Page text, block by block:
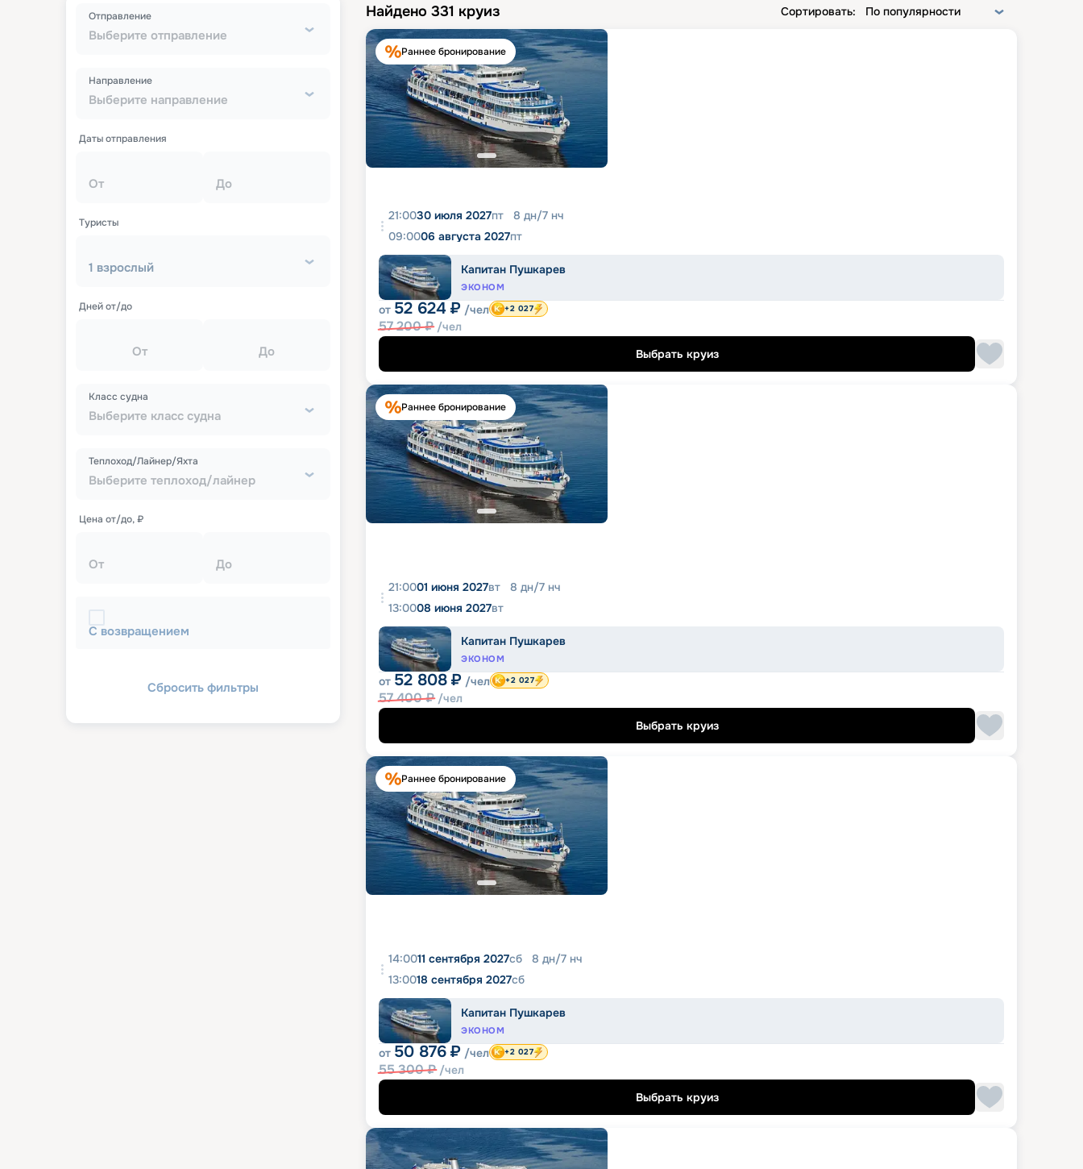
Выберите отправление
Отправление
Выберите направление
Направление
Даты отправления
От До
Туристы
1 взрослый
Дней от/до
От До
Выберите класс судна
Класс судна
Выберите теплоход/лайнер
Теплоход/Лайнер/Яхта
Цена от/до, ₽
От До
С возвращением
Сбросить фильтры
Найдено 331 круиз Сортировать: По популярности
Раннее бронирование
21:0030 июля 2027пт 8 дн/7 нч
09:0006 августа 2027пт
Капитан Пушкарев
ЭКОНОМ
от 52 624 ₽ /чел
57 200₽ /чел
+2 027
Выбрать круиз
Раннее бронирование
21:0001 июня 2027вт 8 дн/7 нч
13:0008 июня 2027вт
Капитан Пушкарев
ЭКОНОМ
от 52 808 ₽ /чел
57 400₽ /чел
+2 027
Выбрать круиз
Раннее бронирование
14:0011 сентября 2027сб 8 дн/7 нч
13:0018 сентября 2027сб
Капитан Пушкарев
ЭКОНОМ
от 50 876 ₽ /чел
55 300₽ /чел
+2 027
Выбрать круиз